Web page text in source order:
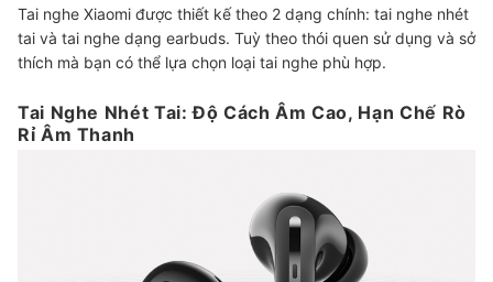
Tai nghe Xiaomi được thiết kế theo 2 dạng chính: tai nghe nhét
tai và tai nghe dạng earbuds. Tuỳ theo thói quen sử dụng và sở
thích mà bạn có thể lựa chọn loại tai nghe phù hợp.
Tai Nghe Nhét Tai: Độ Cách Âm Cao, Hạn Chế Rò
Rỉ Âm Thanh